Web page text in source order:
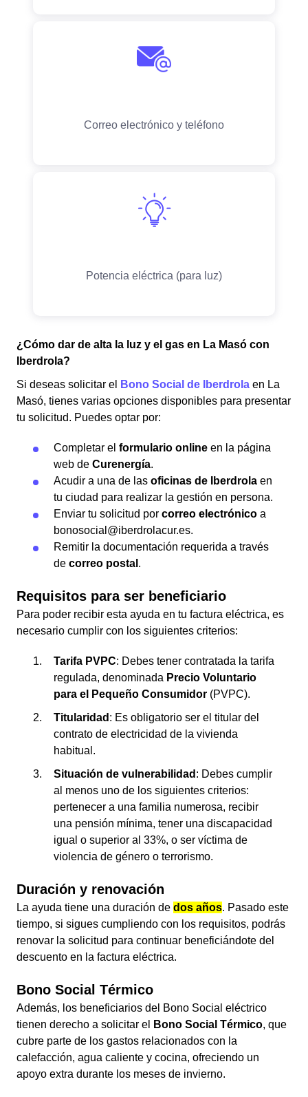
¿Cómo dar de alta la luz y el gas en La Masó con
Iberdrola?
Si deseas solicitar el
Bono Social de Iberdrola en La
Masó, tienes varias opciones disponibles para presentar
tu solicitud. Puedes optar por:
Completar el formulario online en la página
web de Curenergía.
Acudir a una de las oficinas de Iberdrola en
tu ciudad para realizar la gestión en persona.
Enviar tu solicitud por correo electrónico a
bonosocial@iberdrolacur.es.
Remitir la documentación requerida a través
de correo postal .
Requisitos para ser beneficiario
Para poder recibir esta ayuda en tu factura eléctrica, es
necesario cumplir con los siguientes criterios:
Tarifa PVPC: Debes tener contratada la tarifa
regulada, denominada Precio Voluntario
para el Pequeño Consumidor (PVPC).
Titularidad : Es obligatorio ser el titular del
contrato de electricidad de la vivienda
habitual.
Situación de vulnerabilidad : Debes cumplir
al menos uno de los siguientes criterios:
pertenecer a una familia numerosa, recibir
una pensión mínima, tener una discapacidad
igual o superior al 33%, o ser víctima de
violencia de género o terrorismo.
Duración y renovación
La ayuda tiene una duración de dos años. Pasado este
tiempo, si sigues cumpliendo con los requisitos, podrás
renovar la solicitud para continuar beneficiándote del
descuento en la factura eléctrica.
Bono Social Térmico
Además, los beneficiarios del Bono Social eléctrico
tienen derecho a solicitar el
Bono Social Térmico, que
cubre parte de los gastos relacionados con la
calefacción, agua caliente y cocina, ofreciendo un
apoyo extra durante los meses de invierno.